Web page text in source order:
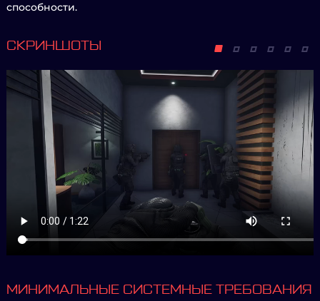
способности.
СКРИНШОТЫ
МИНИМАЛЬНЫЕ СИСТЕМНЫЕ ТРЕБОВАНИЯ